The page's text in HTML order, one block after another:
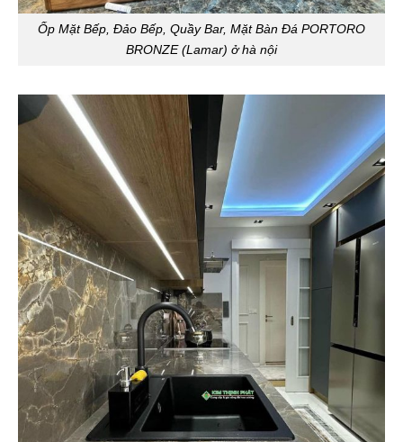
Ốp Mặt Bếp, Đảo Bếp, Quầy Bar, Mặt Bàn Đá PORTORO
BRONZE (Lamar) ở hà nội